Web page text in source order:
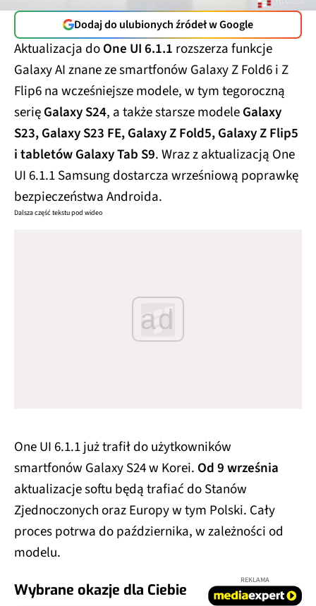
Dodaj do ulubionych źródeł w Google
Aktualizacja doOne UI 6.1.1 rozszerza funkcje
Galaxy AI znane ze smartfonów Galaxy Z Fold6 i Z
Flip6 na wcześniejsze modele, w tym tegoroczną
serięGalaxy S24, a także starsze modeleGalaxy
S23, Galaxy S23 FE, Galaxy Z Fold5, Galaxy Z Flip5
i tabletów Galaxy Tab S9. Wraz z aktualizacją One
UI 6.1.1 Samsung dostarcza wrześniową poprawkę
bezpieczeństwa Androida.
Dalsza część tekstu pod wideo
ad
One UI 6.1.1 już trafił do użytkowników
smartfonów Galaxy S24 w Korei. Od 9 września
aktualizacje softu będą trafiać do Stanów
Zjednoczonych oraz Europy w tym Polski. Cały
proces potrwa do października, w zależności od
modelu.
Wybrane okazje dla Ciebie
REKLAMA